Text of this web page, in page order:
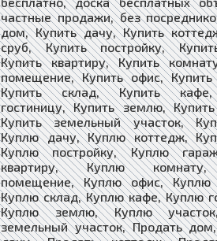
частные продажи, без
дом, Купить дачу, Купить
сруб, Купить постройку,
Купить квартиру, Купить
помещение, Купить офис, Купить
Купить склад, Купить
гостиницу, Купить землю,
Купить земельный участок,
Куплю дачу, Куплю коттедж,
Куплю постройку, Куплю
квартиру, Куплю
помещение, Куплю офис, Куплю
Куплю склад, Куплю кафе, Куплю
Куплю землю, Куплю
земельный участок, Продать